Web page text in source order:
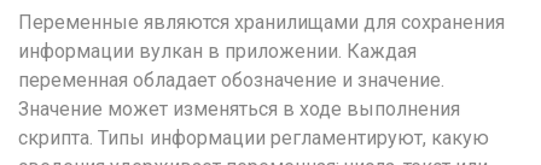
Переменные являются хранилищами для сохранения
информации вулкан в приложении. Каждая
переменная обладает обозначение и значение.
Значение может изменяться в ходе выполнения
скрипта. Типы информации регламентируют, какую